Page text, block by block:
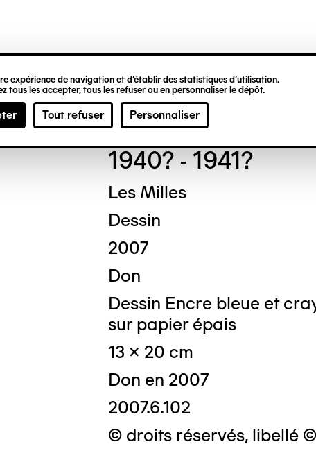
expérience de navigation et d’établir des statistiques d’utilisation.
tous les accepter, tous les refuser ou en personnaliser le dépôt.
Tout refuser Personnaliser
Frederick
1940? - 1941?
Les Milles
Dessin
2007
Don
Dessin Encre bleue et
sur papier épais
13 x 20 cm
Don en 2007
2007.6.102
© droits réservés, libellé ©